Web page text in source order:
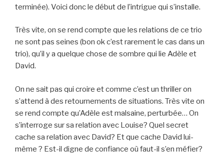
terminée). Voici donc le début de l’intrigue qui s’installe.
Très vite, on se rend compte que les relations de ce trio
ne sont pas seines (bon ok c’est rarement le cas dans un
trio), qu’il y a quelque chose de sombre qui lie Adèle et
David.
On ne sait pas qui croire et comme c’est un thriller on
s’attend à des retournements de situations. Très vite on
se rend compte qu’Adèle est malsaine, perturbée… On
s’interroge sur sa relation avec Louise? Quel secret
cache sa relation avec David? Et que cache David lui-
même ? Est-il digne de confiance où faut-il s’en méfier?